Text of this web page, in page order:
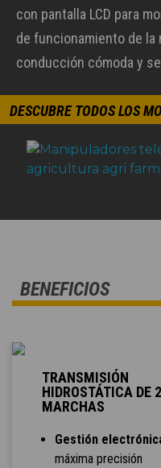
con pantalla LCD para
de funcionamiento de la
conducción cómoda y
DESCUBRE TODOS LOS
BENEFICIOS
TRANSMISIÓN
HIDROSTÁTICA DE 2
MARCHAS
Gestión
máxima precisión